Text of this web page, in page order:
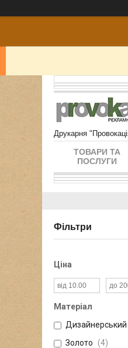
Друкарня
ТОВАРИ ТА
ПОСЛУГИ
Фільтри
Ціна
Матеріал
Дизайнерський
Золото
4